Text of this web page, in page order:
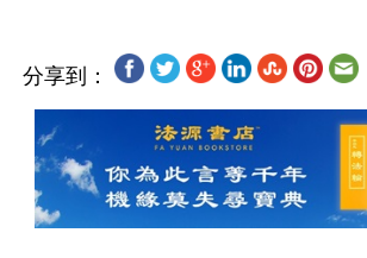
分享到：